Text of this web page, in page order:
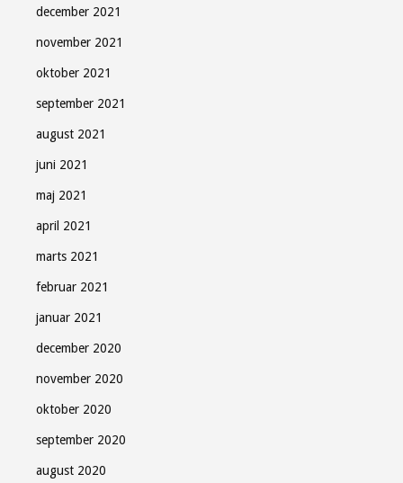
december 2021
november 2021
oktober 2021
september 2021
august 2021
juni 2021
maj 2021
april 2021
marts 2021
februar 2021
januar 2021
december 2020
november 2020
oktober 2020
september 2020
august 2020